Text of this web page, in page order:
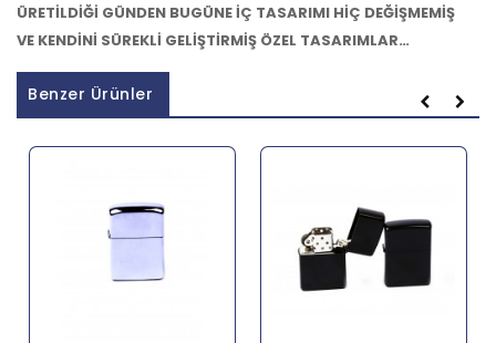
ÜRETİLDİĞİ GÜNDEN BUGÜNE İÇ TASARIMI HİÇ DEĞİŞMEMİŞ
VE KENDİNİ SÜREKLİ GELİŞTİRMİŞ ÖZEL TASARIMLAR…
Benzer Ürünler